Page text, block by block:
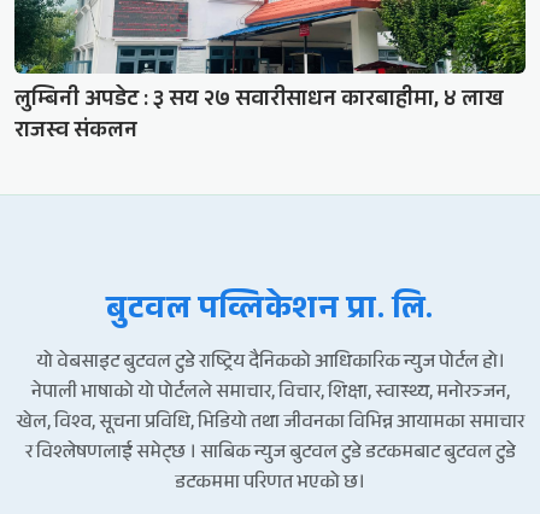
लुम्बिनी अपडेट : ३ सय २७ सवारीसाधन कारबाहीमा, ४ लाख
राजस्व संकलन
बुटवल पव्लिकेशन प्रा. लि.
यो वेबसाइट बुटवल टुडे राष्ट्रिय दैनिकको आधिकारिक न्युज पोर्टल हो।
नेपाली भाषाको यो पोर्टलले समाचार, विचार, शिक्षा, स्वास्थ्य, मनोरञ्जन,
खेल, विश्व, सूचना प्रविधि, भिडियो तथा जीवनका विभिन्न आयामका समाचार
र विश्लेषणलाई समेट्छ । साबिक न्युज बुटवल टुडे डटकमबाट बुटवल टुडे
डटकममा परिणत भएको छ।